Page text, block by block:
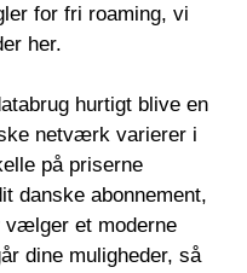
for fri roaming, vi
her.
hurtigt blive en
netværk varierer i
på priserne
danske abonnement,
vælger et moderne
dine muligheder, så